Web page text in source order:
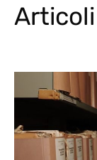
Articoli